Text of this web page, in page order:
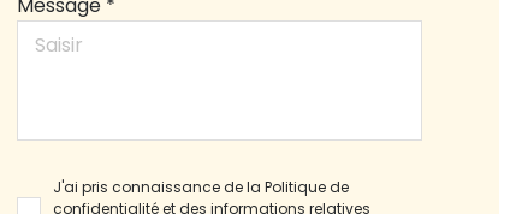
J'ai pris connaissance de la Politique de
confidentialité et des informations relatives